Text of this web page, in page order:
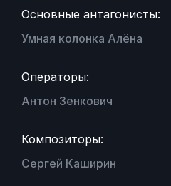
Основные антагонисты:
Умная колонка Алёна
Операторы:
Антон Зенкович
Композиторы:
Сергей Каширин